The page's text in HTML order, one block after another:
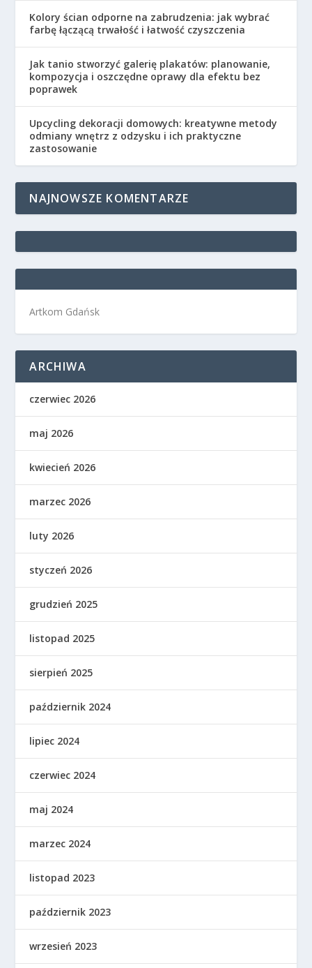
Kolory ścian odporne na zabrudzenia: jak wybrać
farbę łączącą trwałość i łatwość czyszczenia
Jak tanio stworzyć galerię plakatów: planowanie,
kompozycja i oszczędne oprawy dla efektu bez
poprawek
Upcycling dekoracji domowych: kreatywne metody
odmiany wnętrz z odzysku i ich praktyczne
zastosowanie
NAJNOWSZE KOMENTARZE
Artkom Gdańsk
ARCHIWA
czerwiec 2026
maj 2026
kwiecień 2026
marzec 2026
luty 2026
styczeń 2026
grudzień 2025
listopad 2025
sierpień 2025
październik 2024
lipiec 2024
czerwiec 2024
maj 2024
marzec 2024
listopad 2023
październik 2023
wrzesień 2023